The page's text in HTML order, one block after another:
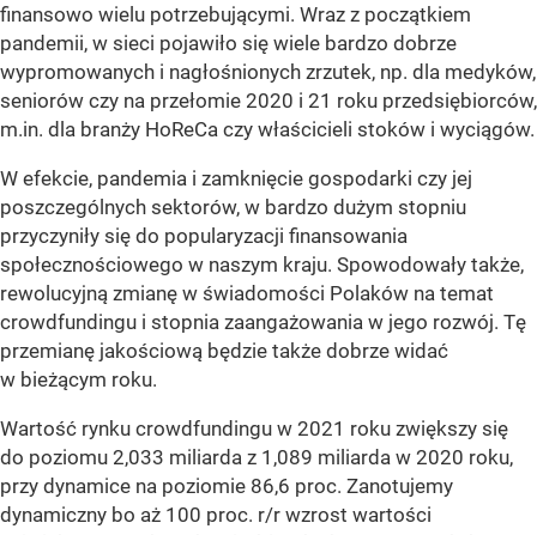
finansowo wielu potrzebującymi. Wraz z początkiem
pandemii, w sieci pojawiło się wiele bardzo dobrze
wypromowanych i nagłośnionych zrzutek, np. dla medyków,
seniorów czy na przełomie 2020 i 21 roku przedsiębiorców,
m.in. dla branży HoReCa czy właścicieli stoków i wyciągów.
W efekcie, pandemia i zamknięcie gospodarki czy jej
poszczególnych sektorów, w bardzo dużym stopniu
przyczyniły się do popularyzacji finansowania
społecznościowego w naszym kraju. Spowodowały także,
rewolucyjną zmianę w świadomości Polaków na temat
crowdfundingu i stopnia zaangażowania w jego rozwój. Tę
przemianę jakościową będzie także dobrze widać
w bieżącym roku.
Wartość rynku crowdfundingu w 2021 roku zwiększy się
do poziomu 2,033 miliarda z 1,089 miliarda w 2020 roku,
przy dynamice na poziomie 86,6 proc. Zanotujemy
dynamiczny bo aż 100 proc. r/r wzrost wartości